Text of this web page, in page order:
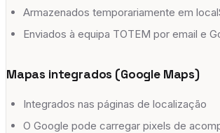
Armazenados temporariamente em
Enviados à equipa TOTEM por email e
Mapas integrados (Google Maps)
Integrados nas páginas de localização
O Google pode carregar pixels de